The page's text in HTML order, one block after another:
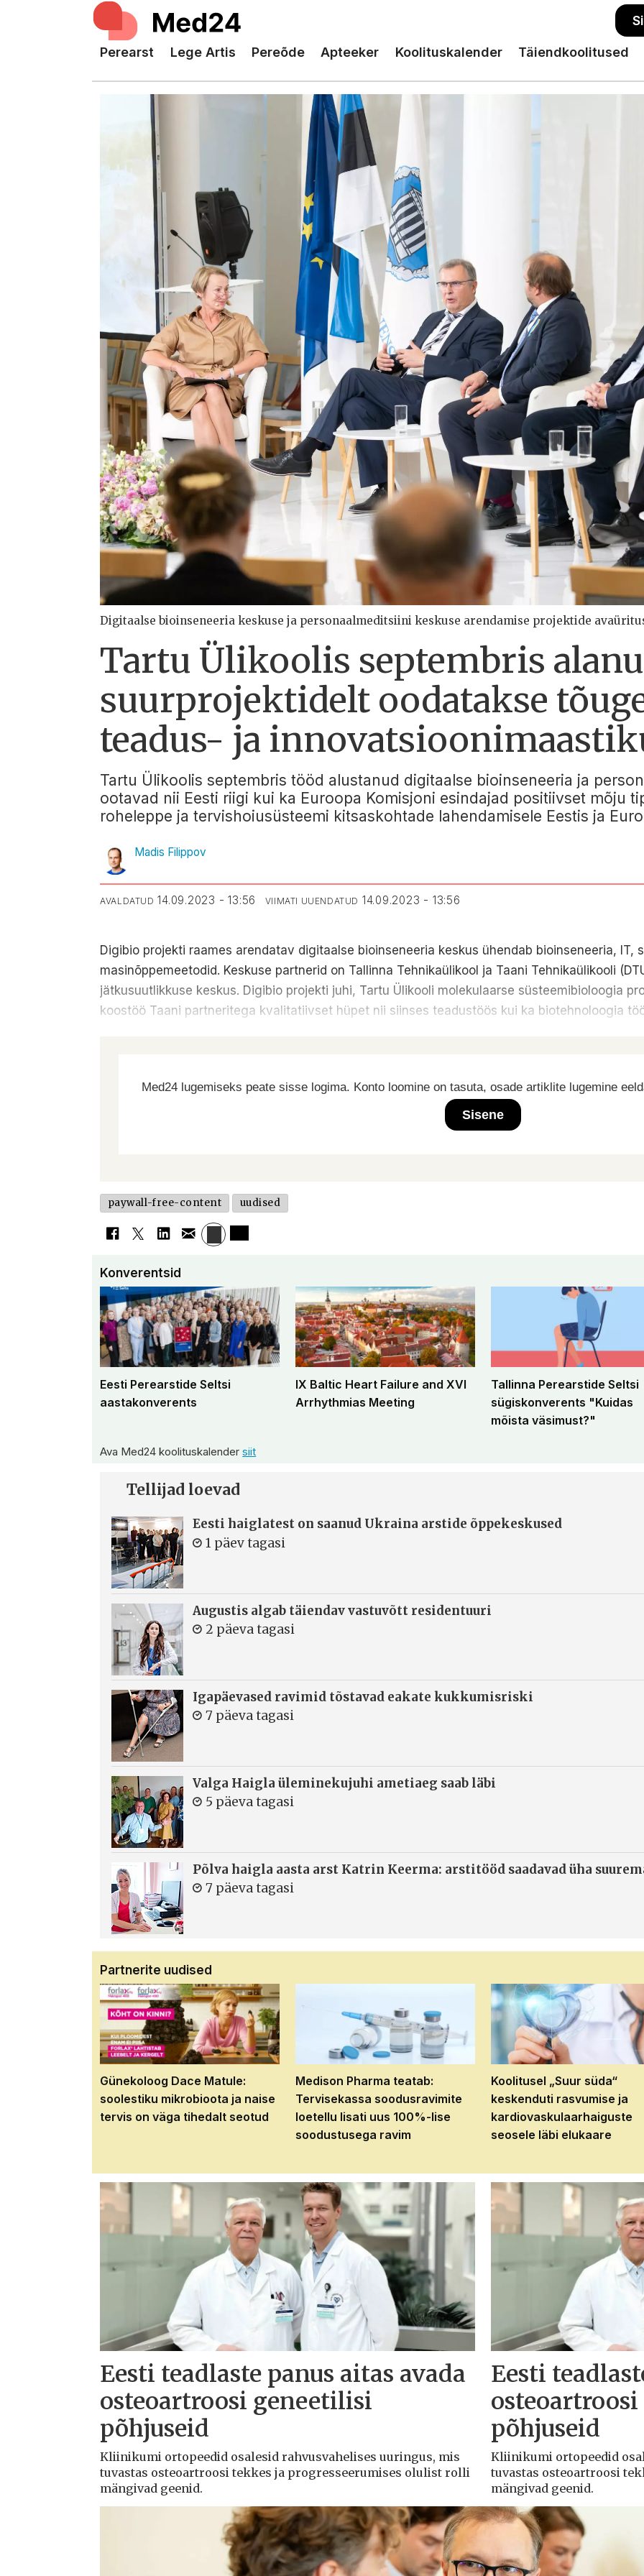
Perearst Lege Artis Pereõde Apteeker Koolituskalender Täiendkoolitused
Digitaalse bioinseneeria keskuse ja personaalmeditsiini keskuse arendamise projektide
Tartu Ülikoolis septembris
suurprojektidelt oodatakse
teadus- ja
Tartu Ülikoolis septembris tööd alustanud digitaalse bioinseneeria ja
ootavad nii Eesti riigi kui ka Euroopa Komisjoni esindajad positiivset mõju
roheleppe ja tervishoiusüsteemi kitsaskohtade lahendamisele Eestis ja
Madis Filippov
AVALDATUD 14.09.2023 - 13:56 VIIMATI UUENDATUD 14.09.2023 - 13:56
Digibio projekti raames arendatav digitaalse bioinseneeria keskus ühendab bioinseneeria, IT,
masinõppemeetodid. Keskuse partnerid on Tallinna Tehnikaülikool ja Taani Tehnikaülikooli
jätkusuutlikkuse keskus. Digibio projekti juhi, Tartu Ülikooli molekulaarse süsteemibioloogia
koostöö Taani partneritega kvalitatiivset hüpet nii siinses teadustöös kui ka biotehnoloogia
Med24 lugemiseks peate sisse logima. Konto loomine on tasuta, osade artiklite lugemine
Sisene
paywall-free-content uudised
Konverentsid
Eesti Perearstide Seltsi
aastakonverents
IX Baltic Heart Failure and XVI
Arrhythmias Meeting
Tallinna Perearstide Seltsi
sügiskonverents "Kuidas
mõista väsimust?"
Ava Med24 koolituskalendersiit
Tellijad loevad
Eesti haiglatest on saanud Ukraina arstide õppekeskused
1 päev tagasi
Augustis algab täiendav vastuvõtt residentuuri
2 päeva tagasi
Igapäevased ravimid tõstavad eakate kukkumisriski
7 päeva tagasi
Valga Haigla üleminekujuhi ametiaeg saab läbi
5 päeva tagasi
Põlva haigla aasta arst Katrin Keerma: arstitööd saadavad üha
7 päeva tagasi
Partnerite uudised
Günekoloog Dace Matule:
soolestiku mikrobioota ja naise
tervis on väga tihedalt seotud
Medison Pharma teatab:
Tervisekassa soodusravimite
loetellu lisati uus 100%-lise
soodustusega ravim
Koolitusel „Suur süda“
keskenduti rasvumise ja
kardiovaskulaarhaiguste
seosele läbi elukaare
Eesti teadlaste panus aitas avada
osteoartroosi geneetilisi
põhjuseid
Kliinikumi ortopeedid osalesid rahvusvahelises uuringus, mis
tuvastas osteoartroosi tekkes ja progresseerumises olulist rolli
mängivad geenid.
Eesti
põhjuseid
Kliinikumi ortopeedid
tuvastas osteoartroosi
mängivad geenid.